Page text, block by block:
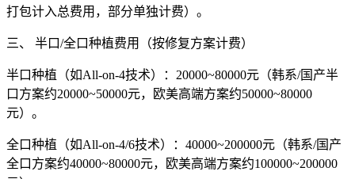
打包计入总费用，部分单独计费）。
三、 半口/全口种植费用（按修复方案计费）
半口种植（如All-on-4技术）：20000~80000元（韩系/国产半
口方案约20000~50000元，欧美高端方案约50000~80000
元）。
全口种植（如All-on-4/6技术）：40000~200000元（韩系/国产
全口方案约40000~80000元，欧美高端方案约100000~200000